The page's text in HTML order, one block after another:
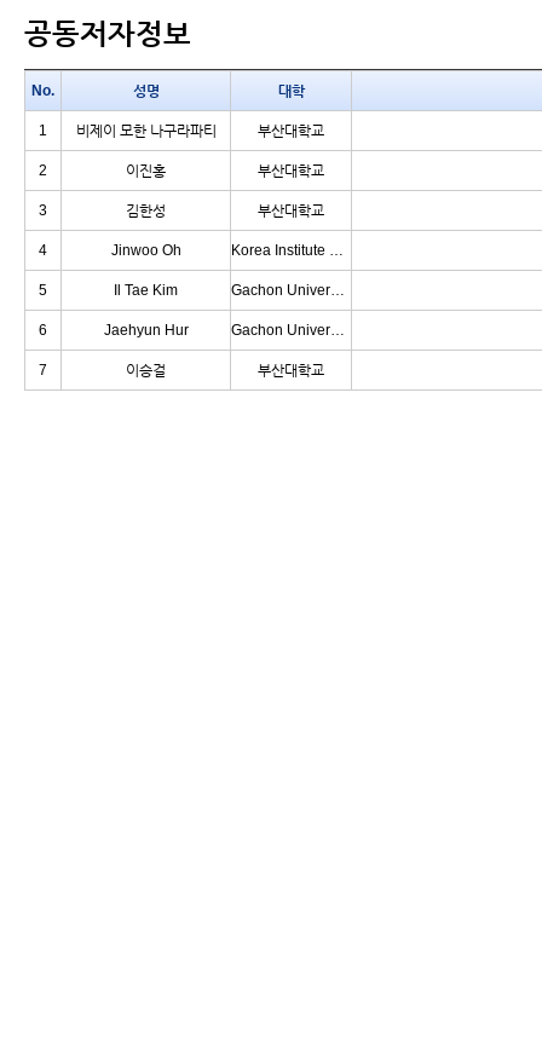
공동저자정보
No. 성명 대학
1 비제이 모한 나구라파티 부산대학교
2 이진홍 부산대학교
3 김한성 부산대학교
4 Jinwoo Oh Korea Institute of Science and Technology
5 Il Tae Kim Gachon University
6 Jaehyun Hur Gachon University
7 이승걸 부산대학교